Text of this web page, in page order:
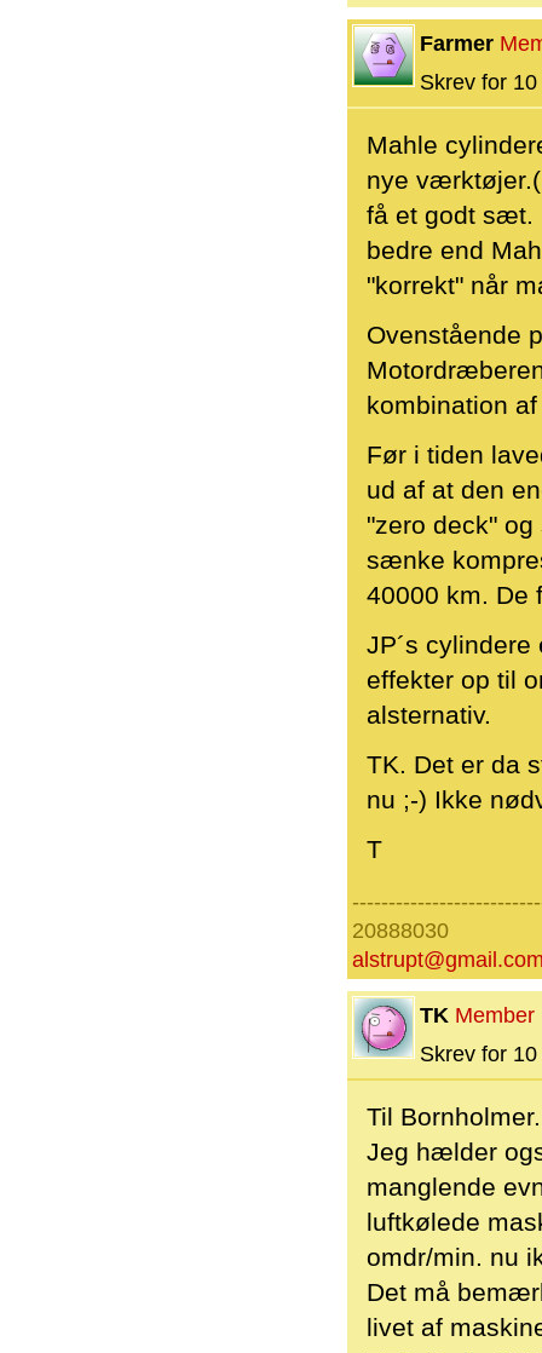
Farmer
Skrev for
Mahle
nye
få et godt sæt.
bedre end
"korrekt" når
Ovenstående
kombination
Før i tiden
ud af at den
"zero deck"
sænke
40000 km. De
JP´s
effekter op til
alsternativ.
TK. Det er da
nu ;-) Ikke
T
20888030
TK Member
Skrev for
Til Bornholmer.
Jeg hælder
manglende
luftkølede
omdr/min. nu
Det må
livet af